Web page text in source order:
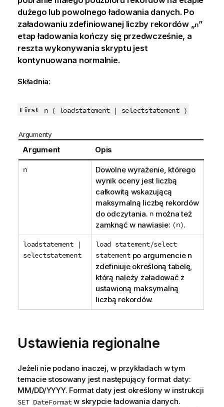
dużego lub powolnego ładowania danych. Po
załadowaniu zdefiniowanej liczby rekordów „n”
etap ładowania kończy się przedwcześnie, a
reszta wykonywania skryptu jest
kontynuowana normalnie.
Składnia:
First n ( loadstatement | selectstatement )
Argumenty
Argument Opis
n
Dowolne wyrażenie, którego
wynik oceny jest liczbą
całkowitą wskazującą
maksymalną liczbę rekordów
do odczytania. n można też
zamknąć w nawiasie: (n).
loadstatement |
selectstatement
load statement/select
statementpo argumencie n
zdefiniuje określoną tabelę,
którą należy załadować z
ustawioną maksymalną
liczbą rekordów.
Ustawienia regionalne
Jeżeli nie podano inaczej, w przykładach w tym
temacie stosowany jest następujący format daty:
MM/DD/YYYY. Format daty jest określony w instrukcji
SET DateFormatw skrypcie ładowania danych.